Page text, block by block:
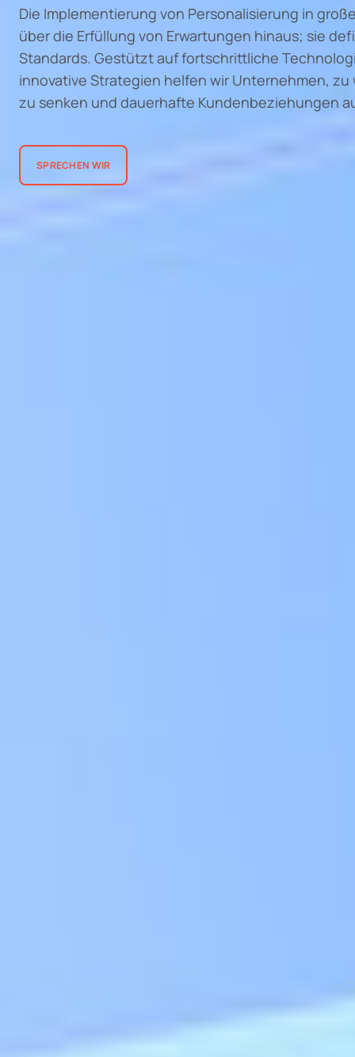
Die Implementierung von Personalisierung in
über die Erfüllung von Erwartungen hinaus; sie
Standards. Gestützt auf fortschrittliche
innovative Strategien helfen wir Unternehmen, zu
zu senken und dauerhafte Kundenbeziehungen
SPRECHEN WIR